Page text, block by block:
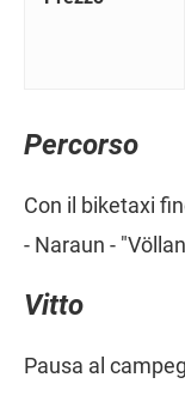
Percorso
Con il biketaxi
- Naraun -
Vitto
Pausa al